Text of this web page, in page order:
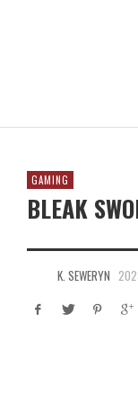
GAMING
BLEAK
K. SEWERYN